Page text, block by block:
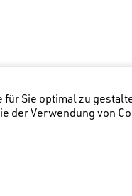
für Sie optimal zu
der Verwendung von